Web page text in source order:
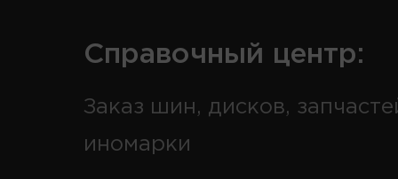
Справочный центр:
Заказ шин, дисков,
иномарки